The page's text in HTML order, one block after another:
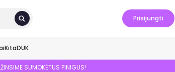
Prisijungti
KitaDUK
SUMOKĖTUS PINIGUS!